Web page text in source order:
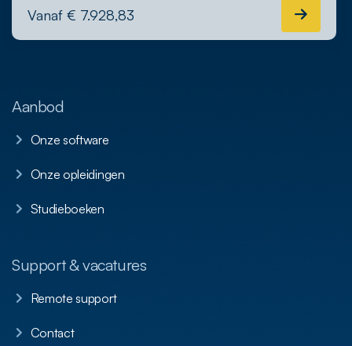
Vanaf € 7.928,83
Aanbod
Onze software
Onze opleidingen
Studieboeken
Support & vacatures
Remote support
Contact